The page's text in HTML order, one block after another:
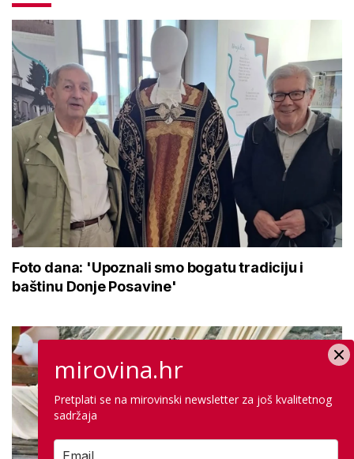
Foto dana: 'Upoznali smo bogatu tradiciju i
baštinu Donje Posavine'
mirovina.hr
Pretplati se na mirovinski newsletter za još kvalitetnog
sadržaja